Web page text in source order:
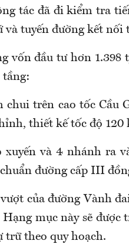
tác đã đi kiểm tra
và tuyến đường kết
vốn đầu tư hơn 1.398
tầng:
chui trên cao tốc Cầu
thiết kế tốc độ 120
và 4 nhánh ra
đường cấp III
của đường Vành
mục này sẽ được
trữ theo quy hoạch.